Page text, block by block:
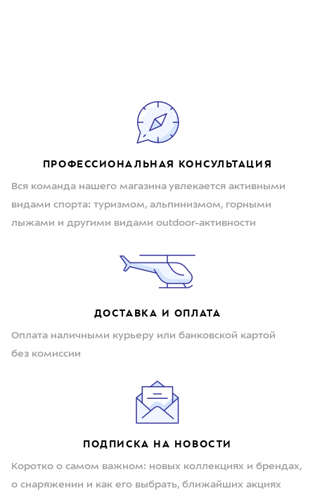
ПРОФЕССИОНАЛЬНАЯ КОНСУЛЬТАЦИЯ
Вся команда нашего магазина увлекается активными
видами спорта: туризмом, альпинизмом, горными
лыжами и другими видами outdoor-активности
ДОСТАВКА И ОПЛАТА
Оплата наличными курьеру или банковской картой
без комиссии
ПОДПИСКА НА НОВОСТИ
Коротко о самом важном: новых коллекциях и брендах,
о снаряжении и как его выбрать, ближайших акциях